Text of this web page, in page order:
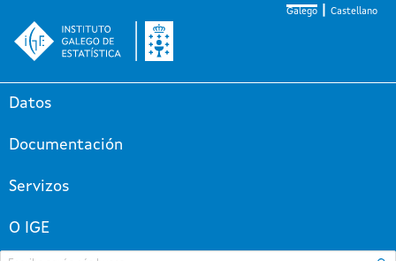
Galego Castellano
Datos
Documentación
Servizos
O IGE